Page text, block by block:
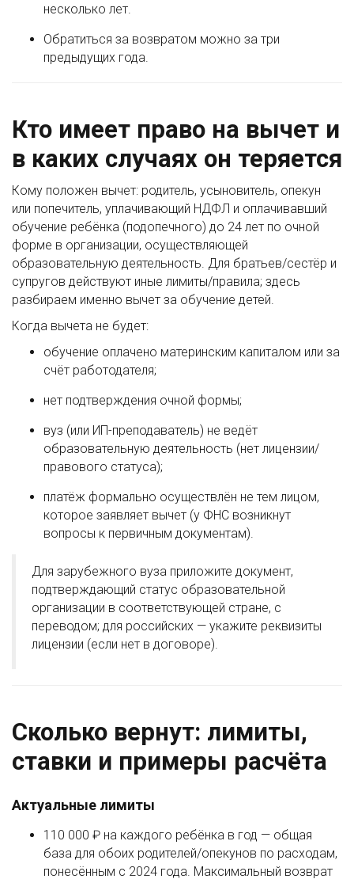
несколько лет.
Обратиться за возвратом можно за три
предыдущих года.
Кто имеет право на вычет и
в каких случаях он теряется
Кому положен вычет: родитель, усыновитель, опекун
или попечитель, уплачивающий НДФЛ и оплачивавший
обучение ребёнка (подопечного) до 24 лет по очной
форме в организации, осуществляющей
образовательную деятельность. Для братьев/сестёр и
супругов действуют иные лимиты/правила; здесь
разбираем именно вычет за обучение детей.
Когда вычета не будет:
обучение оплачено материнским капиталом или за
счёт работодателя;
нет подтверждения очной формы;
вуз (или ИП-преподаватель) не ведёт
образовательную деятельность (нет лицензии/
правового статуса);
платёж формально осуществлён не тем лицом,
которое заявляет вычет (у ФНС возникнут
вопросы к первичным документам).
Для зарубежного вуза приложите документ,
подтверждающий статус образовательной
организации в соответствующей стране, с
переводом; для российских — укажите реквизиты
лицензии (если нет в договоре).
Сколько вернут: лимиты,
ставки и примеры расчёта
Актуальные лимиты
110 000 ₽ на каждого ребёнка в год — общая
база для обоих родителей/опекунов по расходам,
понесённым с 2024 года. Максимальный возврат